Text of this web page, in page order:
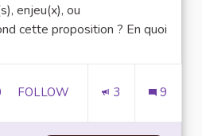
enjeu(x), ou
cette proposition ? En quoi
30 FOLLOWERS
FOLLOW 3 9